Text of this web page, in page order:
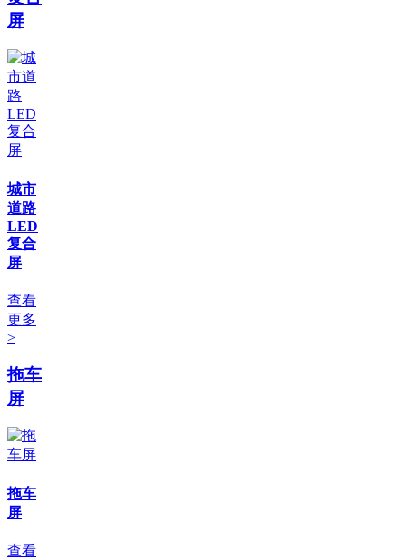
屏
城市
道路
LED
复合
屏
查看
更多
>
拖车
屏
拖车
屏
查看